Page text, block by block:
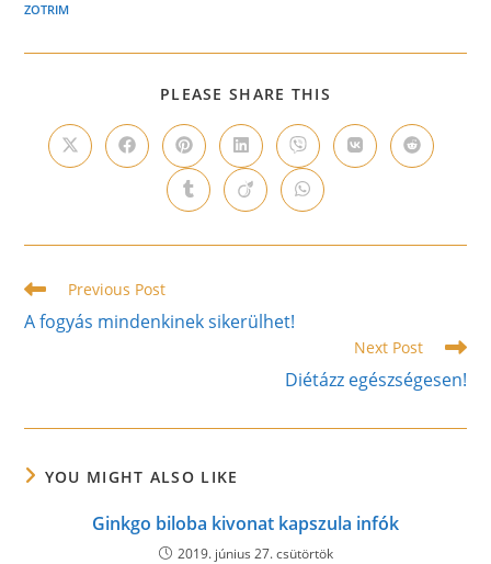
ZOTRIM
PLEASE SHARE THIS
CONTENT
Opens
in
Opens
in
window
Opens
in
a
new
window
Opens
in
a
new
window
Opens
in
a
new
window
Opens
in
Opens
in
Opens
in
new
Opens
in
new
Opens
in
new
Read
more
articles
Previous Post
A fogyás mindenkinek sikerülhet!
Next Post
Diétázz egészségesen!
YOU MIGHT ALSO LIKE
Ginkgo biloba kivonat kapszula infók
2019. június 27. csütörtök